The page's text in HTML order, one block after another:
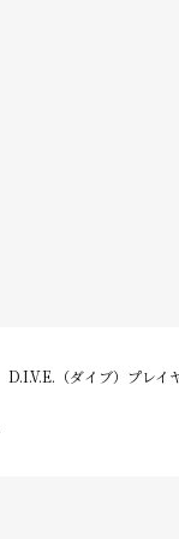
D.I.V.E.（ダイブ）プレイ